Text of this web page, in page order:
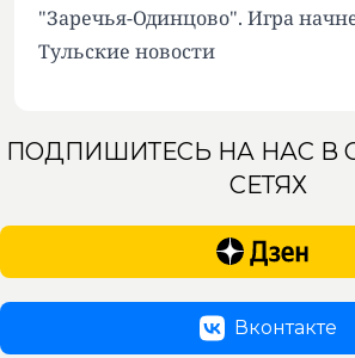
"Заречья-Одинцово". Игра
Тульские новости
ПОДПИШИТЕСЬ НА НАС В
СЕТЯХ
Вконтакте